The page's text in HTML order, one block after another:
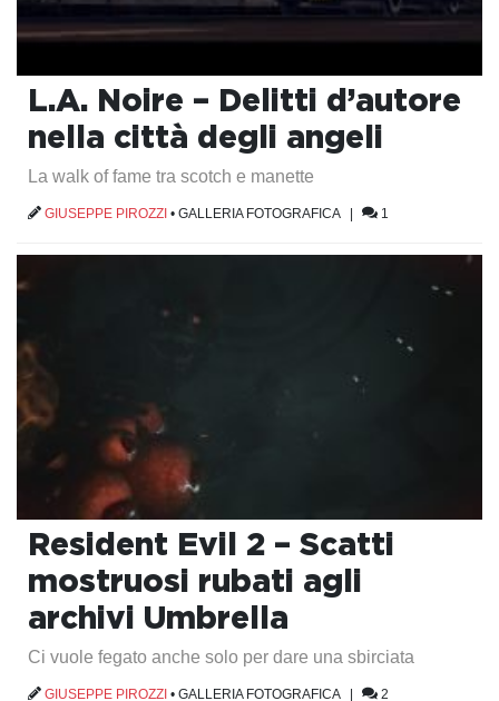
L.A. Noire – Delitti d’autore
nella città degli angeli
La walk of fame tra scotch e manette
GIUSEPPE PIROZZI • GALLERIA FOTOGRAFICA| 1
Resident Evil 2 – Scatti
mostruosi rubati agli
archivi Umbrella
Ci vuole fegato anche solo per dare una sbirciata
GIUSEPPE PIROZZI • GALLERIA FOTOGRAFICA| 2